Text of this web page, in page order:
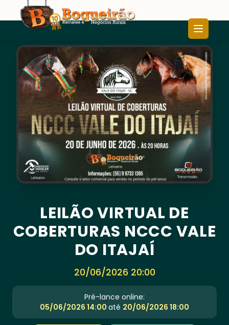
LEILÃO VIRTUAL DE
COBERTURAS NCCC VALE
DO ITAJAÍ
20/06/2026 20:00
Pré-lance online:
05/06/2026 14:00 até 20/06/2026 18:00